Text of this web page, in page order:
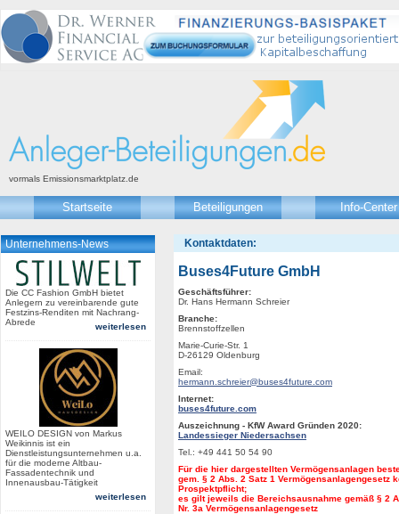
vormals Emissionsmarktplatz.de
Startseite Beteiligungen Info-Center
Unternehmens-News
Die CC Fashion GmbH bietet
Anlegern zu vereinbarende gute
Festzins-Renditen mit Nachrang-
Abrede
weiterlesen
WEILO DESIGN von Markus
Weikinnis ist ein
Dienstleistungsunternehmen u.a.
für die moderne Altbau-
Fassadentechnik und
Innenausbau-Tätigkeit
weiterlesen
Kontaktdaten:
Buses4Future GmbH
Geschäftsführer:
Dr. Hans Hermann Schreier
Branche:
Brennstoffzellen
Marie-Curie-Str. 1
D-26129 Oldenburg
Email:
hermann.schreier@buses4future.com
Internet:
buses4future.com
Auszeichnung - KfW Award Gründen 2020:
Landessieger Niedersachsen
Tel.: +49 441 50 54 90
Für die hier dargestellten Vermögensanlagen
gem. § 2 Abs. 2 Satz 1 Vermögensanlagengesetz
Prospektpflicht;
es gilt jeweils die Bereichsausnahme gemäß § 2
Nr. 3a Vermögensanlagengesetz